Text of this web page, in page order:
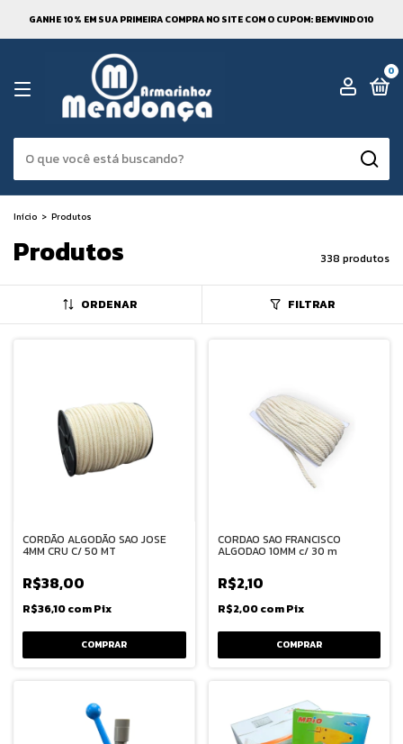
GANHE 10% EM SUA PRIMEIRA COMPRA NO SITE COM O CUPOM: BEMVINDO10
0
Início > Produtos
Produtos 338 produtos
ORDENAR FILTRAR
CORDÃO ALGODÃO SAO JOSE
4MM CRU C/ 50 MT
R$38,00
R$36,10comPix
CORDAO SAO FRANCISCO
ALGODAO 10MM c/ 30 m
R$2,10
R$2,00comPix